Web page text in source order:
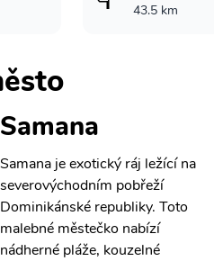
43.5 km
Samana
Samana je exotický ráj ležící na
severovýchodním pobřeží
Dominikánské republiky. Toto
malebné městečko nabízí
nádherné pláže, kouzelné